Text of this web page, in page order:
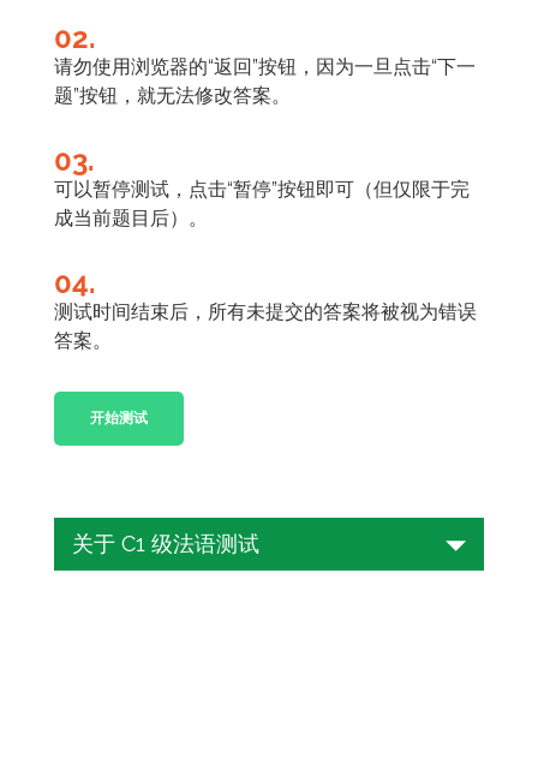
02.
请勿使用浏览器的“返回”按钮，因为一旦点击“下一
题”按钮，就无法修改答案。
03.
可以暂停测试，点击“暂停”按钮即可（但仅限于完
成当前题目后）。
04.
测试时间结束后，所有未提交的答案将被视为错误
答案。
开始测试
关于 C1 级法语测试